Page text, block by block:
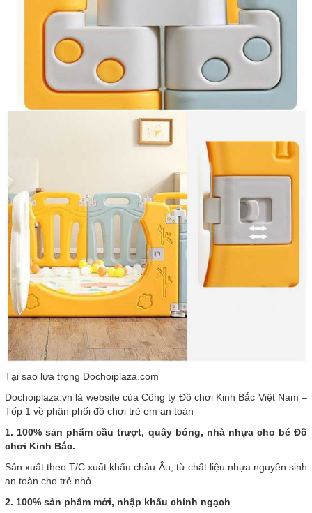
Tại sao lựa trọng Dochoiplaza.com
Dochoiplaza.vn là website của Công ty Đồ chơi Kinh Bắc Việt Nam –
Tốp 1 về phân phối đồ chơi trẻ em an toàn
1. 100% sản phẩm cầu trượt, quây bóng, nhà nhựa cho bé Đồ
chơi Kinh Bắc.
Sản xuất theo T/C xuất khẩu châu Âu, từ chất liệu nhựa nguyên sinh
an toàn cho trẻ nhỏ
2. 100% sản phẩm mới, nhập khẩu chính ngạch